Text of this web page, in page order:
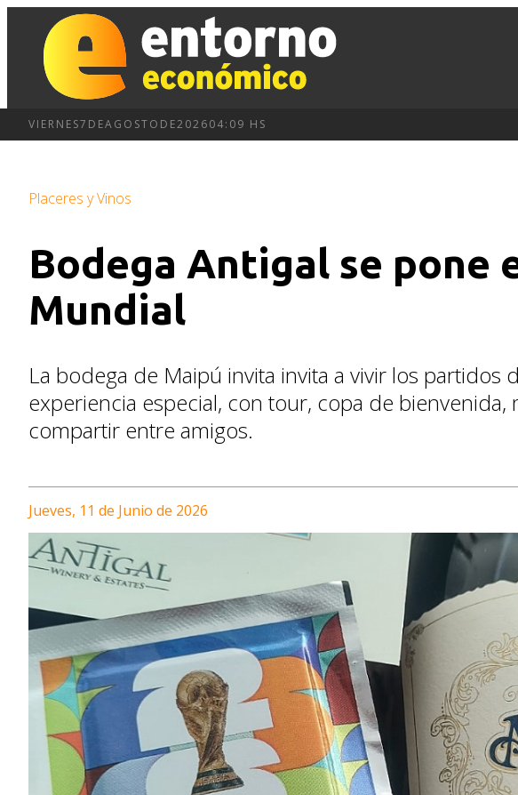
VIERNES7 DEAGOSTO DE202604:09 HS
Placeres y Vinos
Bodega Antigal se pone
Mundial
La bodega de Maipú invita invita a vivir los partidos
experiencia especial, con tour, copa de bienvenida,
compartir entre amigos.
Jueves, 11 de Junio de 2026